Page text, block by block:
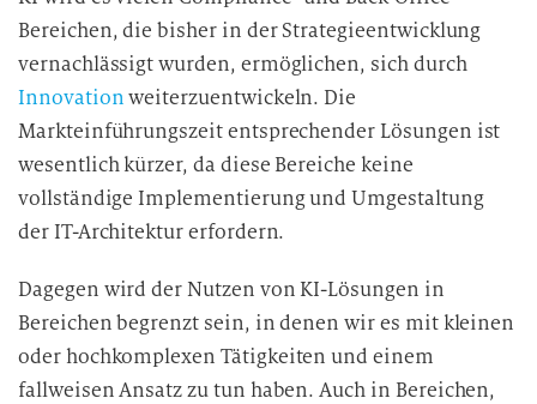
Bereichen, die bisher in der Strategieentwicklung
vernachlässigt wurden, ermöglichen, sich durch
Innovationweiterzuentwickeln. Die
Markteinführungszeit entsprechender Lösungen ist
wesentlich kürzer, da diese Bereiche keine
vollständige Implementierung und Umgestaltung
der IT-Architektur erfordern.
Dagegen wird der Nutzen von KI-Lösungen in
Bereichen begrenzt sein, in denen wir es mit kleinen
oder hochkomplexen Tätigkeiten und einem
fallweisen Ansatz zu tun haben. Auch in Bereichen,